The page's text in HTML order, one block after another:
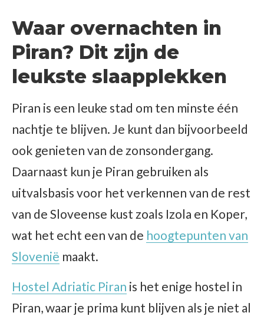
Waar overnachten in
Piran? Dit zijn de
leukste slaapplekken
Piran is een leuke stad om ten minste één
nachtje te blijven. Je kunt dan bijvoorbeeld
ook genieten van de zonsondergang.
Daarnaast kun je Piran gebruiken als
uitvalsbasis voor het verkennen van de rest
van de Sloveense kust zoals Izola en Koper,
wat het echt een van de hoogtepunten van
Slovenië maakt.
Hostel Adriatic Piran is het enige hostel in
Piran, waar je prima kunt blijven als je niet al